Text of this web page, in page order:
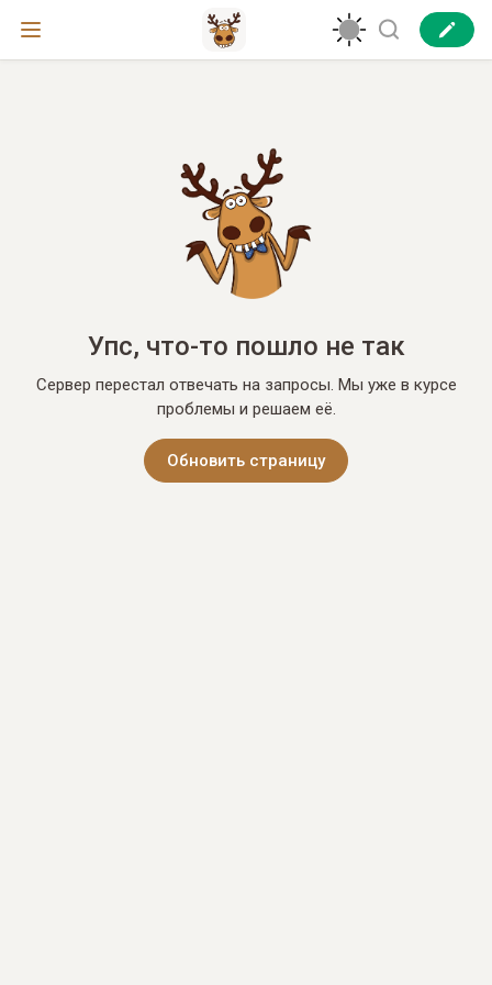
Упс, что-то пошло не так
Сервер перестал отвечать на запросы. Мы уже в курсе
проблемы и решаем её.
Обновить страницу